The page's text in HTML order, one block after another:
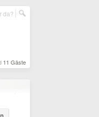
11 Gäste
da?